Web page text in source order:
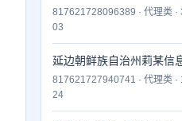
817621728096389 · 代理类
03
延边朝鲜族自治州莉某信
817621727940741 · 代理类
24